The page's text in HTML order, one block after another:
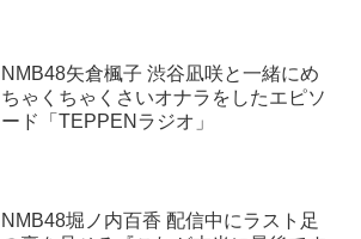
NMB48矢倉楓子 渋谷凪咲と一緒にめ
ちゃくちゃくさいオナラをしたエピソ
ード「TEPPENラジオ」
NMB48堀ノ内百香 配信中にラスト足